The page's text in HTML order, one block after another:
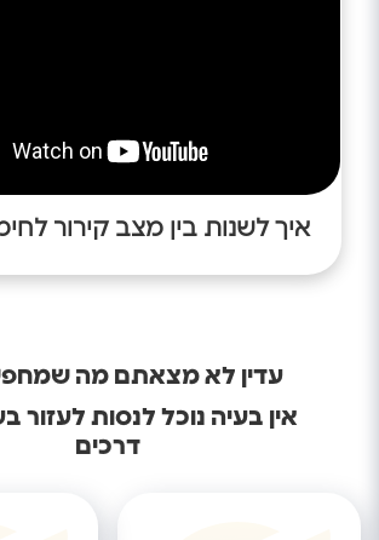
איך לשנות בין מצב קירור
עדין לא מצאתם מה
אין בעיה נוכל לנסות לעזור
דרכים